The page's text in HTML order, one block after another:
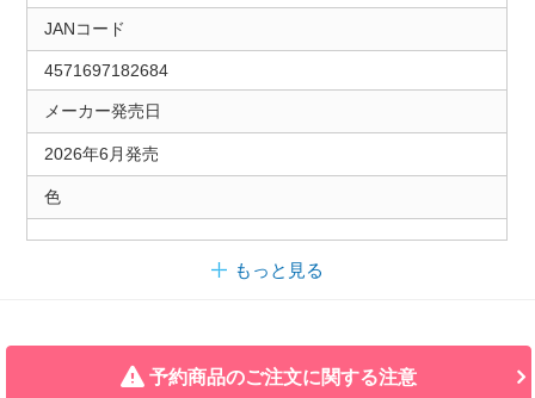
JANコード
4571697182684
メーカー発売日
2026年6月発売
色
もっと見る
予約商品のご注文に関する注意